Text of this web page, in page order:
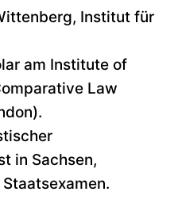
Institut für
am Institute of
Law
in Sachsen,